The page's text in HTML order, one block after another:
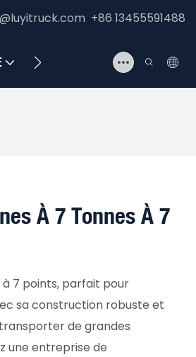
+86 13455591488
NOUS CONTACTER
À 7 Tonnes À 7
7 points, parfait pour
sa construction robuste et
de grandes
une entreprise de